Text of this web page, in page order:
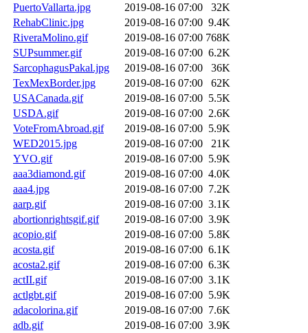
PuertoVallarta.jpg
2019-08-16 07:00
32K
RehabClinic.jpg
2019-08-16 07:00 9.4K
RiveraMolino.gif
2019-08-16 07:00 768K
SUPsummer.gif
2019-08-16 07:00 6.2K
SarcophagusPakal.jpg
2019-08-16 07:00
36K
TexMexBorder.jpg
2019-08-16 07:00
62K
USACanada.gif
2019-08-16 07:00 5.5K
USDA.gif
2019-08-16 07:00 2.6K
VoteFromAbroad.gif
2019-08-16 07:00 5.9K
WED2015.jpg
2019-08-16 07:00
21K
YVO.gif
2019-08-16 07:00 5.9K
aaa3diamond.gif
2019-08-16 07:00 4.0K
aaa4.jpg
2019-08-16 07:00 7.2K
aarp.gif
2019-08-16 07:00 3.1K
abortionrightsgif.gif
2019-08-16 07:00 3.9K
acopio.gif
2019-08-16 07:00 5.8K
acosta.gif
2019-08-16 07:00 6.1K
acosta2.gif
2019-08-16 07:00 6.3K
actII.gif
2019-08-16 07:00 3.1K
actlgbt.gif
2019-08-16 07:00 5.9K
adacolorina.gif
2019-08-16 07:00 7.6K
adb.gif
2019-08-16 07:00 3.9K